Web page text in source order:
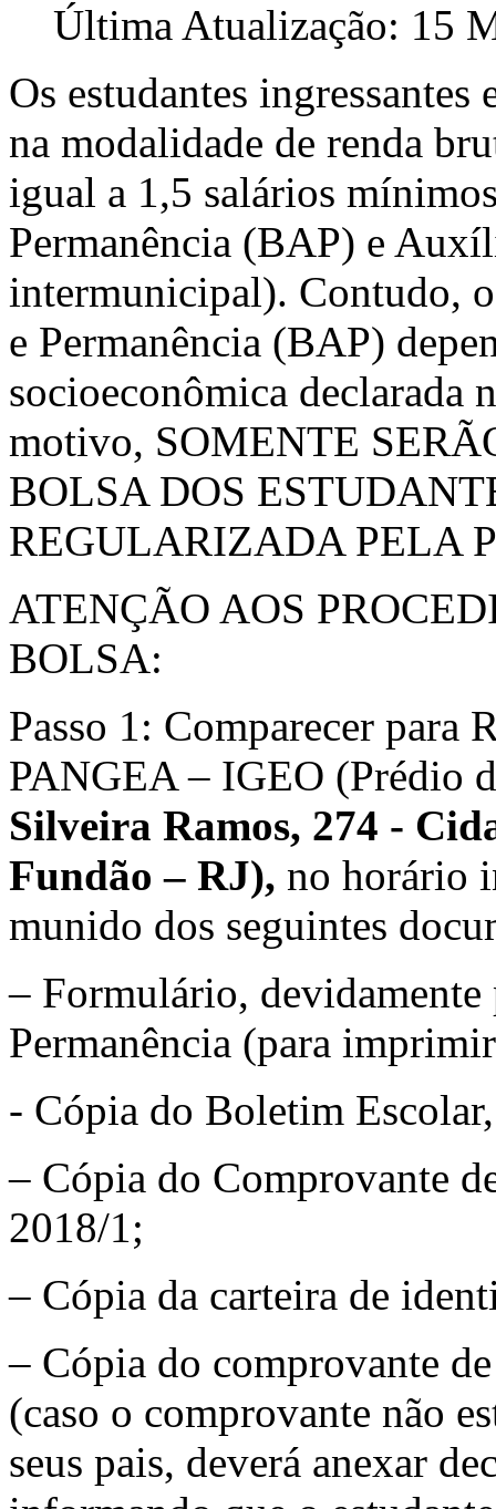
Última Atualização: 15
Os estudantes ingressantes
na modalidade de renda
igual a 1,5 salários
Permanência (BAP) e
intermunicipal). Contudo,
e Permanência (BAP)
socioeconômica declarada
motivo, SOMENTE
BOLSA DOS
REGULARIZADA PELA
ATENÇÃO AOS
BOLSA:
Passo 1: Comparecer
PANGEA – IGEO (Prédio
Silveira Ramos, 274 -
Fundão – RJ), no horário
munido dos seguintes
– Formulário, devidamente
Permanência (para
- Cópia do Boletim
– Cópia do Comprovante
2018/1;
– Cópia da carteira de
– Cópia do comprovante
(caso o comprovante não
seus pais, deverá anexar